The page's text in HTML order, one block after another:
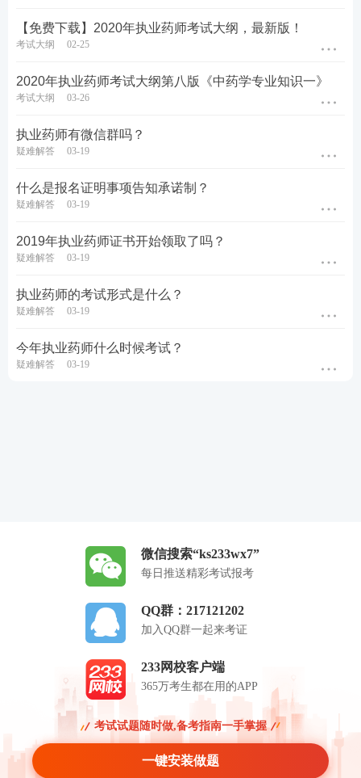
【免费下载】2020年执业药师考试大纲，最新版！
考试大纲 02-25
2020年执业药师考试大纲第八版《中药学专业知识一》
考试大纲 03-26
执业药师有微信群吗？
疑难解答 03-19
什么是报名证明事项告知承诺制？
疑难解答 03-19
2019年执业药师证书开始领取了吗？
疑难解答 03-19
执业药师的考试形式是什么？
疑难解答 03-19
今年执业药师什么时候考试？
疑难解答 03-19
微信搜索“ks233wx7”
每日推送精彩考试报考
QQ群：217121202
加入QQ群一起来考证
233网校客户端
365万考生都在用的APP
考试试题随时做,备考指南一手掌握
一键安装做题